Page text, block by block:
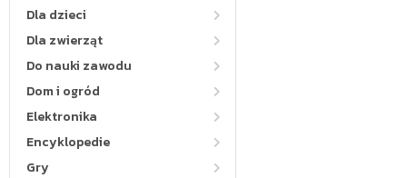
Dla dzieci
Dla zwierząt
Do nauki zawodu
Dom i ogród
Elektronika
Encyklopedie
Gry